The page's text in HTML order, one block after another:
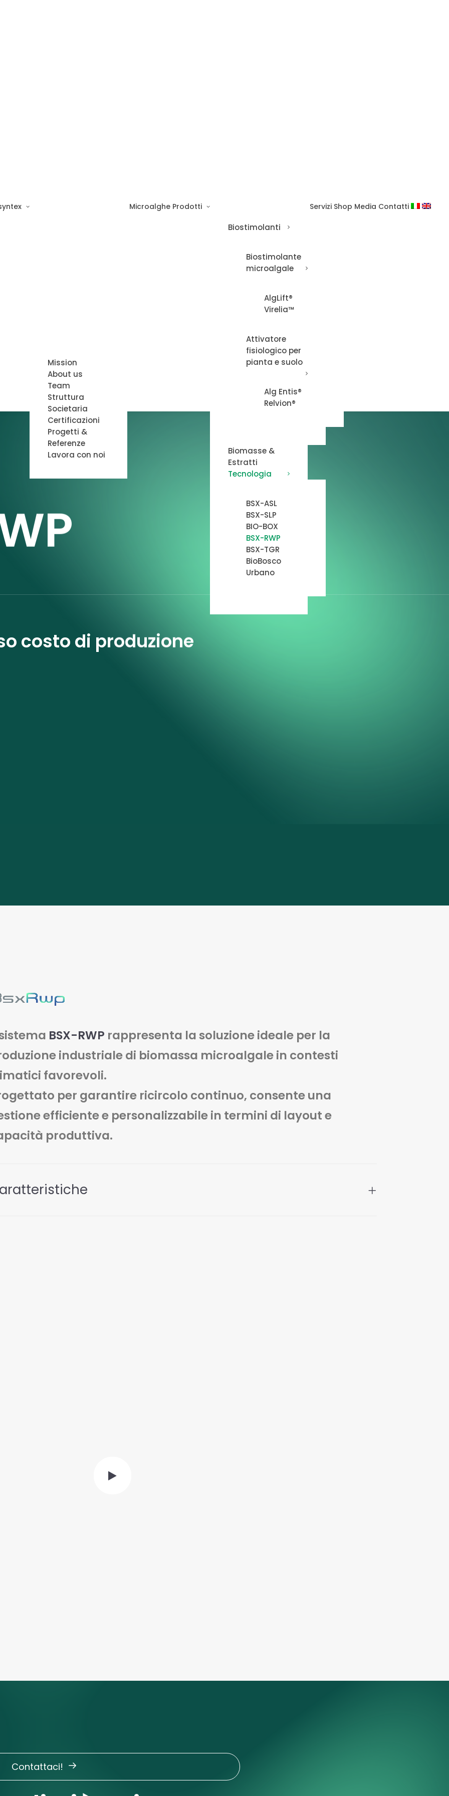
Mission
About us
Team
Struttura
Societaria
Certificazioni
Progetti &
Referenze
Lavora con noi
Microalghe Prodotti
Biostimolanti
Biostimolante
microalgale
AlgLift®
Virelia™
Attivatore
fisiologico per
pianta e suolo
Alg Entis®
Relvion®
Biomasse &
Estratti
Tecnologia
BSX-ASL
BSX-SLP
BIO-BOX
BSX-RWP
BSX-TGR
BioBosco
Urbano
Servizi Shop Media Contatti
costo di produzione
BSX-RWP rappresenta la soluzione ideale per la
industriale di biomassa microalgale in contesti
favorevoli.
per garantire ricircolo continuo, consente una
efficiente e personalizzabile in termini di layout e
produttiva.
Contattaci!